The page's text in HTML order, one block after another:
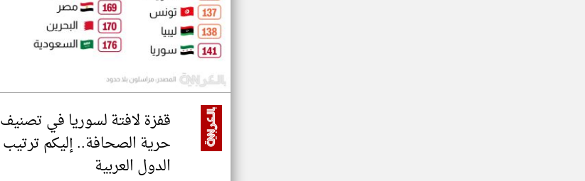
قفزة لافتة لسوريا في تصنيف
حرية الصحافة.. إليكم ترتيب
الدول العربية